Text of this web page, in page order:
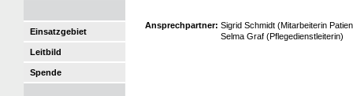
Einsatzgebiet
Leitbild
Spende
Ansprechpartner: Sigrid Schmidt (Mitarbeiterin
Selma Graf (Pflegedienstleiterin)